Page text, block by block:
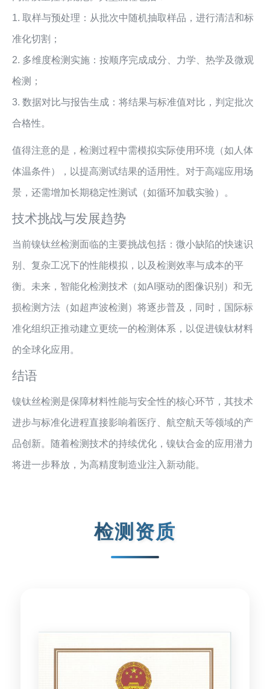
1. 取样与预处理：从批次中随机抽取样品，进行清洁和标
准化切割；
2. 多维度检测实施：按顺序完成成分、力学、热学及微观
检测；
3. 数据对比与报告生成：将结果与标准值对比，判定批次
合格性。
值得注意的是，检测过程中需模拟实际使用环境（如人体
体温条件），以提高测试结果的适用性。对于高端应用场
景，还需增加长期稳定性测试（如循环加载实验）。
技术挑战与发展趋势
当前镍钛丝检测面临的主要挑战包括：微小缺陷的快速识
别、复杂工况下的性能模拟，以及检测效率与成本的平
衡。未来，智能化检测技术（如AI驱动的图像识别）和无
损检测方法（如超声波检测）将逐步普及，同时，国际标
准化组织正推动建立更统一的检测体系，以促进镍钛材料
的全球化应用。
结语
镍钛丝检测是保障材料性能与安全性的核心环节，其技术
进步与标准化进程直接影响着医疗、航空航天等领域的产
品创新。随着检测技术的持续优化，镍钛合金的应用潜力
将进一步释放，为高精度制造业注入新动能。
检测资质